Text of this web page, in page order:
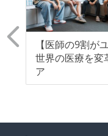
【医師の9割が
世界の医療を変
ア